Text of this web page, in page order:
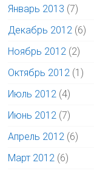
Январь 2013 (7)
Декабрь 2012 (6)
Ноябрь 2012 (2)
Октябрь 2012 (1)
Июль 2012 (4)
Июнь 2012 (7)
Апрель 2012 (6)
Март 2012 (6)